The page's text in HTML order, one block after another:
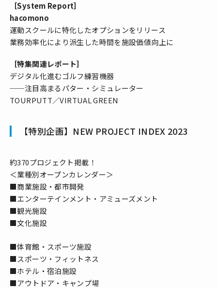
［System Report］
hacomono
運動スクールに特化したオプションをリリース
業務効率化により派生した時間を施設価値向上に
［特集関連レポート］
デジタル化進むゴルフ練習機器
──注目高まるパター・シミュレーター
TOURPUTT／VIRTUAL GREEN
【特別企画】NEW PROJECT INDEX 2023
約370プロジェクト掲載！
＜業種別オープンカレンダー＞
■商業施設・都市開発
■エンターテインメント・アミューズメント
■観光施設
■文化施設
■体育館・スポーツ施設
■スポーツ・フィットネス
■ホテル・宿泊施設
■アウトドア・キャンプ場